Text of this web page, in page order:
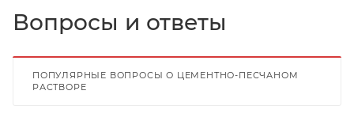
Вопросы и ответы
ПОПУЛЯРНЫЕ ВОПРОСЫ О ЦЕМЕНТНО-ПЕСЧАНОМ
РАСТВОРЕ